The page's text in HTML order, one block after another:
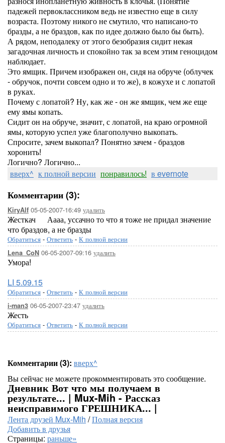
падежей первоклассником ведь не известно еще в силу
возраста. Поэтому никого не смутило, что написано-то
бразды, а не браздов, как по идее должно было бы быть).
А рядом, неподалеку от этого безобразия сидит некая
загадочная личность и спокойно так за всем этим геноцидом
наблюдает.
Это ямщик. Причем изображен он, сидя на обруче (облучек
- обручок, почти совсем одно и то же), в кожухе и с лопатой
в руках.
Почему с лопатой? Ну, как же - он же ямщик, чем же еще
ему ямы копать.
Сидит он на обруче, значит, с лопатой, на краю огромной
ямы, которую успел уже благополучно выкопать.
Спросите, зачем выкопал? Понятно зачем - браздов
хоронить!
Логично? Логично...
вверх^ к полной версии понравилось! в evernote
Комментарии (3):
KiryAlf 05-05-2007-16:49 удалить
Жесткач
Аааа, уссачно то что я тоже не придал значение
что браздов, а не бразды
Обратиться - Ответить - К полной версии
Lena_CoN 06-05-2007-09:16 удалить
Умора!
LI 5.09.15
Обратиться - Ответить - К полной версии
i-man3 06-05-2007-23:47 удалить
Жесть
Обратиться - Ответить - К полной версии
Комментарии (3): вверх^
Вы сейчас не можете прокомментировать это сообщение.
Дневник Вот что мы получаем в
результате... | Mux-Mih - Рассказ
неисправимого ГРЕШНИКА... |
Лента друзей Mux-Mih /Полная версия
Добавить в друзья
Страницы: раньше»